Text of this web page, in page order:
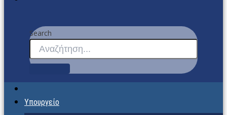
Search
Υπουργείο